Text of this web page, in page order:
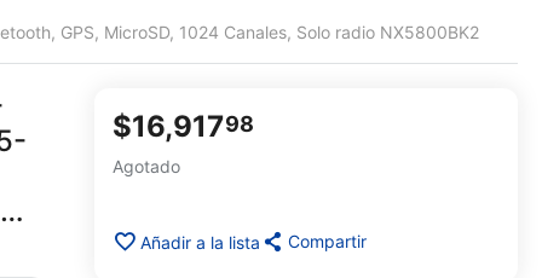
GPS, MicroSD, 1024 Canales, Solo radio NX5800BK2
$16,91798
Agotado
Añadir a la lista Compartir